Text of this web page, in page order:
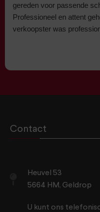
gereden voor passende
Professioneel en attent
verkoopster was
Contact
Heuvel 53
5664 HM, Geldrop
U kunt ons